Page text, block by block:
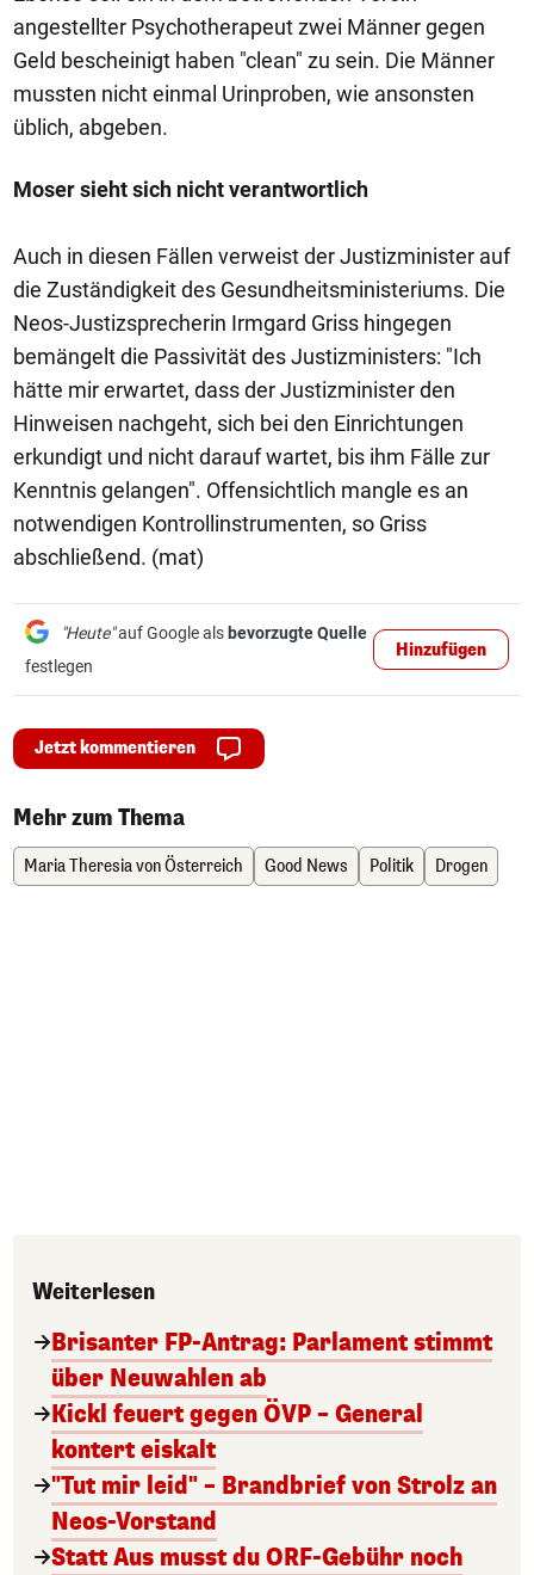
angestellter Psychotherapeut zwei Männer gegen
Geld bescheinigt haben "clean" zu sein. Die Männer
mussten nicht einmal Urinproben, wie ansonsten
üblich, abgeben.
Moser sieht sich nicht verantwortlich
Auch in diesen Fällen verweist der Justizminister auf
die Zuständigkeit des Gesundheitsministeriums. Die
Neos-Justizsprecherin Irmgard Griss hingegen
bemängelt die Passivität des Justizministers: "Ich
hätte mir erwartet, dass der Justizminister den
Hinweisen nachgeht, sich bei den Einrichtungen
erkundigt und nicht darauf wartet, bis ihm Fälle zur
Kenntnis gelangen". Offensichtlich mangle es an
notwendigen Kontrollinstrumenten, so Griss
abschließend. (mat)
"Heute"auf Google als bevorzugte Quelle
festlegen
Hinzufügen
Jetzt kommentieren
Mehr zum Thema
Maria Theresia von Österreich Good News Politik Drogen
Weiterlesen
Brisanter FP-Antrag: Parlament stimmt
über Neuwahlen ab
Kickl feuert gegen ÖVP – General
kontert eiskalt
"Tut mir leid" – Brandbrief von Strolz an
Neos-Vorstand
Statt Aus musst du ORF-Gebühr noch